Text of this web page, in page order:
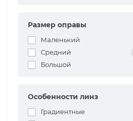
Размер оправы
Маленький
Средний
Большой
Особенности линз
Градиентные